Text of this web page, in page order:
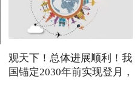
观天下！总体进展顺利！我
国锚定2030年前实现登月，